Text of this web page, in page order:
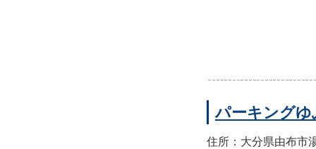
パーキングゆ
住所：大分県由布市